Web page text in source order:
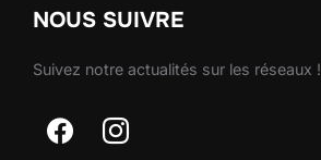
NOUS SUIVRE
Suivez notre actualités sur les réseaux !